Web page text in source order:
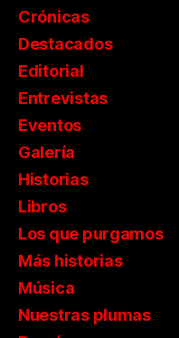
Crónicas
Destacados
Editorial
Entrevistas
Eventos
Galería
Historias
Libros
Los que purgamos
Más historias
Música
Nuestras plumas